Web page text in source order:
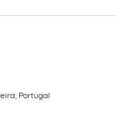
Portugal